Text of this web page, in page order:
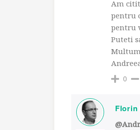
Am
pentru
pentru
Puteti
0
Florin